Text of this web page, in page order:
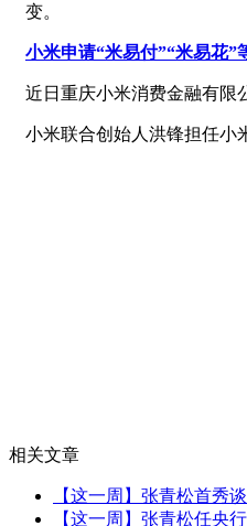
变。
小米申请“米易付”“米易花”
近日重庆小米消费金融有限
小米联合创始人洪锋担任小
相关文章
【这一周】张青松首秀
【这一周】张青松任央